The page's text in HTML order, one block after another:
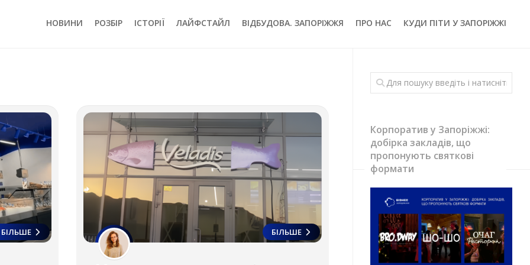
НОВИНИ РОЗБІР ІСТОРІЇ ЛАЙФСТАЙЛ ВІДБУДОВА. ЗАПОРІЖЖЯ ПРО НАС КУДИ ПІТИ У ЗАПОРІЖЖІ
БІЛЬШЕ БІЛЬШЕ
Корпоратив у Запоріжжі:
добірка закладів, що
пропонують святкові
формати